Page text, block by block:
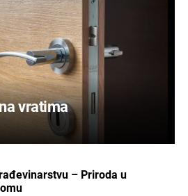
vratima
– Priroda u